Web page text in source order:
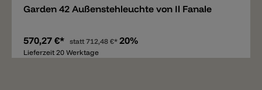
Garden 42 Außenstehleuchte von Il Fanale
570,27 €* statt712,48 €* 20%
Lieferzeit 20 Werktage